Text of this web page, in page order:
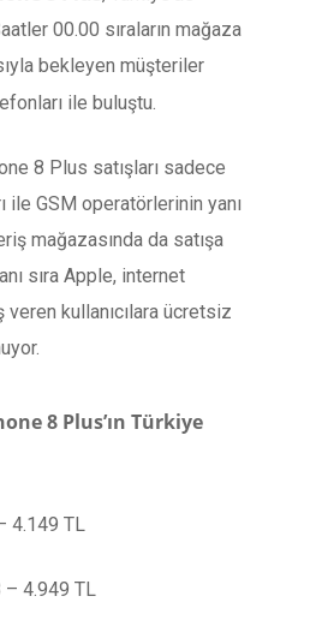
00.00 sıraların mağaza
bekleyen müşteriler
ile buluştu.
8 Plus satışları sadece
ile GSM operatörlerinin yanı
mağazasında da satışa
sıra Apple, internet
kullanıcılara ücretsiz
8 Plus’ın Türkiye
4.149 TL
– 4.949 TL